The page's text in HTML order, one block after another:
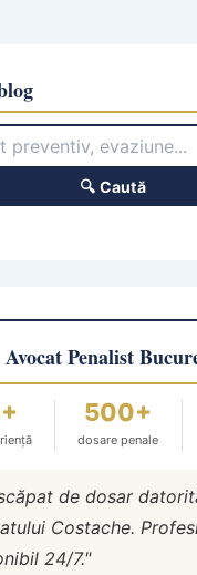
🔍 Caută
Avocat Penalist
500+
dosare penale
de dosar
Costache.
24/7."